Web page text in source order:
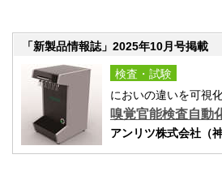
「新製品情報誌」2025年10月号掲載
検査・試験
においの違いを可視
嗅覚官能検査自動
アンリツ株式会社（